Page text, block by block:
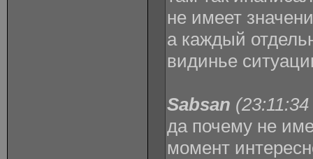
не имеет
а каждый
видинье
Sabsan
да почему не
момент